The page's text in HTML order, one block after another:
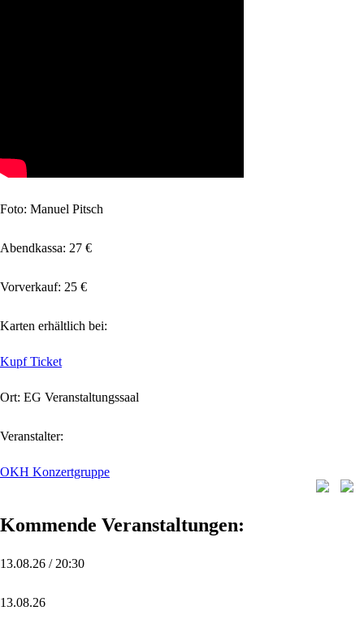
Foto: Manuel Pitsch
Abendkassa: 27 €
Vorverkauf: 25 €
Karten erhältlich bei:
Kupf Ticket
Ort: EG Veranstaltungssaal
Veranstalter:
OKH Konzertgruppe
Kommende Veranstaltungen:
13.08.26 / 20:30
13.08.26